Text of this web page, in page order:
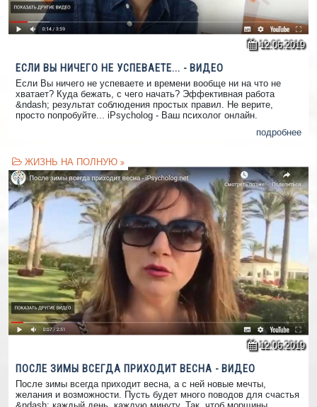
12.06.2019
ЕСЛИ ВЫ НИЧЕГО НЕ УСПЕВАЕТЕ... - ВИДЕО
Если Вы ничего не успеваете и времени вообще ни на что не
хватает? Куда бежать, с чего начать? Эффективная работа
&ndash; результат соблюдения простых правил. Не верите,
просто попробуйте... iPsycholog - Ваш психолог онлайн.
подробнее
ЖИЗНЬ НА ПОЛНУЮ
12.06.2019
ПОСЛЕ ЗИМЫ ВСЕГДА ПРИХОДИТ ВЕСНА - ВИДЕО
После зимы всегда приходит весна, а с ней новые мечты,
желания и возможности. Пусть будет много поводов для счастья